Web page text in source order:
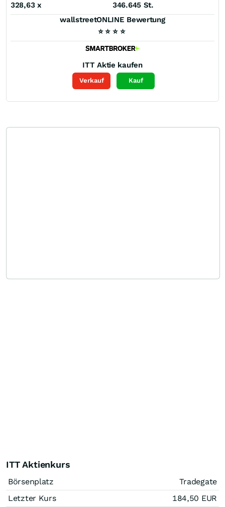
328,63 x
346.645 St.
wallstreetONLINE Bewertung
⭐ ⭐ ⭐ ⭐
ITT Aktie kaufen
Verkauf Kauf
ITT Aktienkurs
Börsenplatz
Tradegate
Letzter Kurs
184,50 EUR